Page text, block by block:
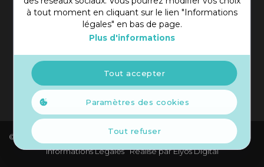
à tout moment en cliquant sur le lien "Informations
légales" en bas de page.
Plus d'informations
Paramètres des cookies
Tout refuser
Tout accepter
© 2021 Copyright Ecoles. Tous droits réservés.
Informations LégalesRéalisé parElyos Digital